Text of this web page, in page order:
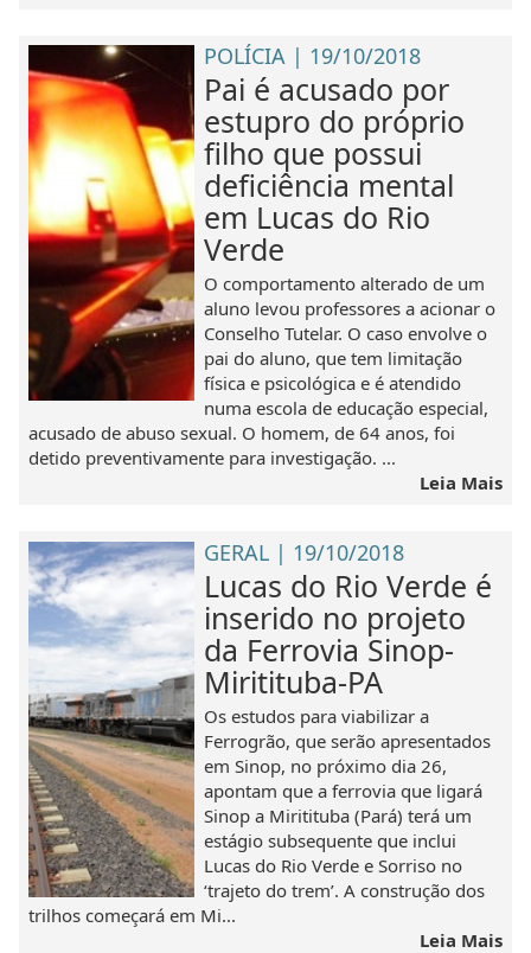
POLÍCIA | 19/10/2018
Pai é acusado por
estupro do próprio
filho que possui
deficiência mental
em Lucas do Rio
Verde
O comportamento alterado de um
aluno levou professores a acionar o
Conselho Tutelar. O caso envolve o
pai do aluno, que tem limitação
física e psicológica e é atendido
numa escola de educação especial,
acusado de abuso sexual. O homem, de 64 anos, foi
detido preventivamente para investigação. ...
Leia Mais
GERAL | 19/10/2018
Lucas do Rio Verde é
inserido no projeto
da Ferrovia Sinop-
Miritituba-PA
Os estudos para viabilizar a
Ferrogrão, que serão apresentados
em Sinop, no próximo dia 26,
apontam que a ferrovia que ligará
Sinop a Miritituba (Pará) terá um
estágio subsequente que inclui
Lucas do Rio Verde e Sorriso no
‘trajeto do trem’. A construção dos
trilhos começará em Mi...
Leia Mais